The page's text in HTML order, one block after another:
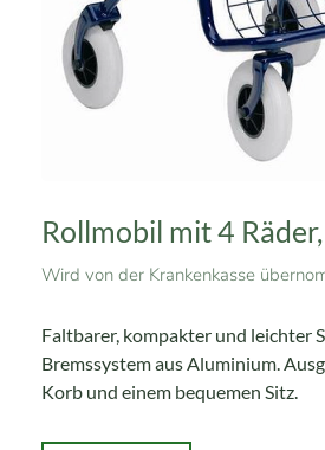
Rollmobil mit 4
Wird von der Krankenkasse
Faltbarer, kompakter und leichter
Bremssystem aus Aluminium.
Korb und einem bequemen Sitz.